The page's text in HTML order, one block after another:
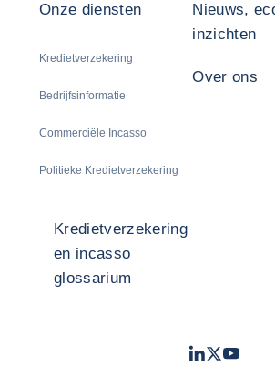
Onze diensten
Kredietverzekering
Bedrijfsinformatie
Commerciële Incasso
Politieke Kredietverzekering
Nieuws,
inzichten
Over ons
Kredietverzekering
en incasso
glossarium
LinkedIn
TwitterYoutube